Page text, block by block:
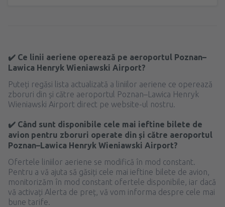
✔️ Ce linii aeriene operează pe aeroportul Poznan–
Lawica Henryk Wieniawski Airport?
Puteți regăsi lista actualizată a liniilor aeriene ce operează
zboruri din și către aeroportul Poznan–Lawica Henryk
Wieniawski Airport direct pe website-ul nostru.
✔️ Când sunt disponibile cele mai ieftine bilete de
avion pentru zboruri operate din și către aeroportul
Poznan–Lawica Henryk Wieniawski Airport?
Ofertele liniilor aeriene se modifică în mod constant.
Pentru a vă ajuta să găsiți cele mai ieftine bilete de avion,
monitorizăm în mod constant ofertele disponibile, iar dacă
vă activați Alerta de preț, vă vom informa despre cele mai
bune tarife.